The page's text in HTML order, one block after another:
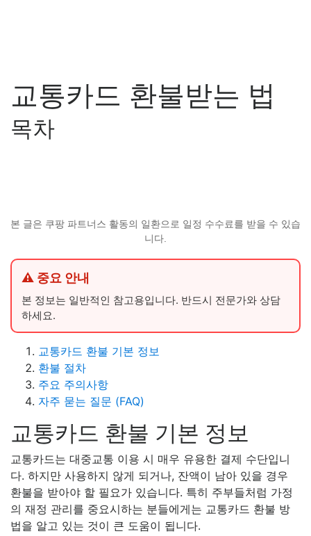
교통카드 환불받는 법
목차
본 글은 쿠팡 파트너스 활동의 일환으로 일정 수수료를 받을 수 있습
니다.
⚠ 중요 안내
본 정보는 일반적인 참고용입니다. 반드시 전문가와 상담
하세요.
교통카드 환불 기본 정보
환불 절차
주요 주의사항
자주 묻는 질문 (FAQ)
교통카드 환불 기본 정보
교통카드는 대중교통 이용 시 매우 유용한 결제 수단입니
다. 하지만 사용하지 않게 되거나, 잔액이 남아 있을 경우
환불을 받아야 할 필요가 있습니다. 특히 주부들처럼 가정
의 재정 관리를 중요시하는 분들에게는 교통카드 환불 방
법을 알고 있는 것이 큰 도움이 됩니다.